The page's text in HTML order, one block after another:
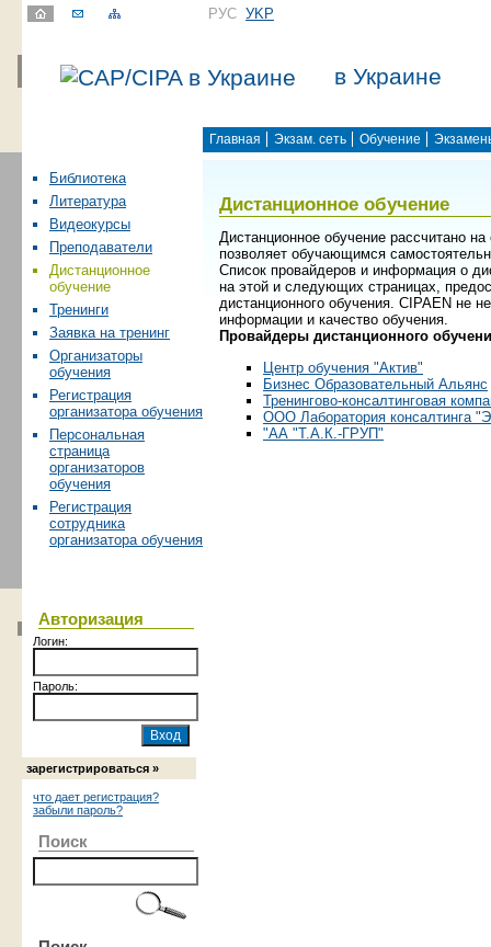
РУС УKР
в Украине
Главная Экзам. сеть Обучение
Библиотека
Литература
Видеокурсы
Преподаватели
Дистанционное
обучение
Тренинги
Заявка на тренинг
Организаторы
обучения
Регистрация
организатора обучения
Персональная
страница
организаторов
обучения
Регистрация
сотрудника
организатора обучения
Авторизация
Логин:
Пароль:
зарегистрироваться »
что дает регистрация?
забыли пароль?
Поиск
Дистанционное обучение
Дистанционное обучение рассчитано
позволяет обучающимся
Список провайдеров и информация о
на этой и следующих страницах,
дистанционного обучения. CIPAEN не
информации и качество обучения.
Провайдеры дистанционного
Центр обучения "Актив"
Бизнес Образовательный Альянс
Тренингово-консалтинговая
ООО Лаборатория консалтинга
"АА "Т.А.К.-ГРУП"